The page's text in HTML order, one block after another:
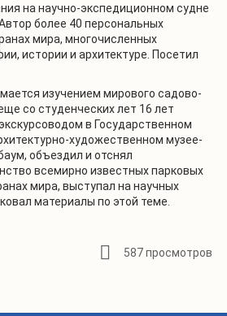
на научно-экспедиционном судне
более 40 персональных
мира, многочисленных
истории и архитектуре. Посетил
изучением мирового садово-
со студенческих лет 16 лет
в Государственном
художественном музее-
объездил и отснял
всемирно известных парковых
мира, выступал на научных
материалы по этой теме.
587 просмотров